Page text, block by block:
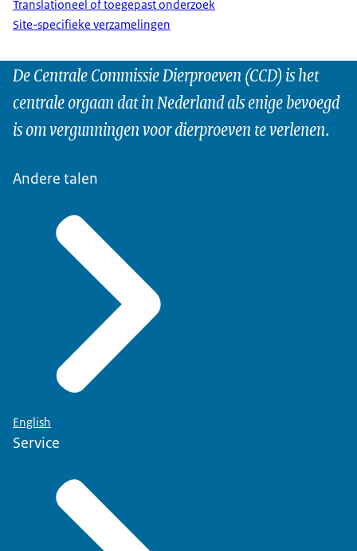
Translationeel of toegepast onderzoek
Site-specifieke verzamelingen
De Centrale Commissie Dierproeven (CCD) is het
centrale orgaan dat in Nederland als enige bevoegd
is om vergunningen voor dierproeven te verlenen.
Andere talen
English
Service